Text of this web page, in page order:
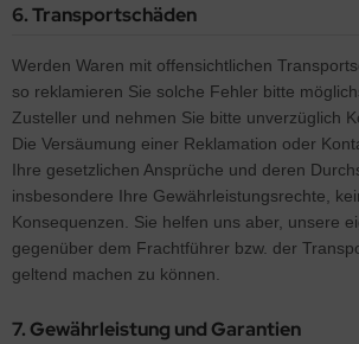
6. Transportschäden
Werden Waren mit offensichtlichen
so reklamieren Sie solche Fehler bitte
Zusteller und nehmen Sie bitte unverzüglich
Die Versäumung einer Reklamation oder
Ihre gesetzlichen Ansprüche und deren
insbesondere Ihre Gewährleistungsrechte,
Konsequenzen. Sie helfen uns aber, unsere
gegenüber dem Frachtführer bzw. der
geltend machen zu können.
7. Gewährleistung und Garantien